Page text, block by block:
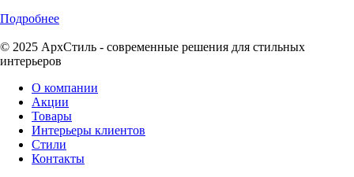
Подробнее
© 2025 АрхСтиль - современные решения для стильных
интерьеров
О компании
Акции
Товары
Интерьеры клиентов
Стили
Контакты